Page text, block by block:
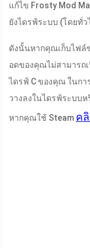
แก้ไข Frosty Mod
ยังไดรฟ์ระบบ (โดยทั่ว
ดังนั้นหากคุณเก็บไฟล์
อดของคุณไม่สามารถ
ไดรฟ์ C ของคุณ ในก
วางลงในไดรฟ์ระบบ
หากคุณใช้ Steam ค